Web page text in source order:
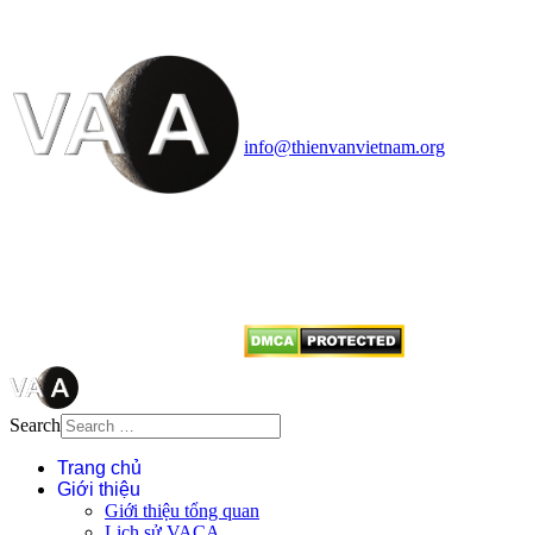
info@thienvanvietnam.org
Search
Trang chủ
Giới thiệu
Giới thiệu tổng quan